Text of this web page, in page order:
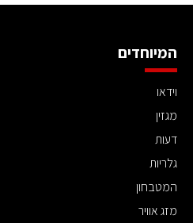
המיוחדים
וידאו
מגזין
דעות
גלריות
המטבחון
מזג אוויר